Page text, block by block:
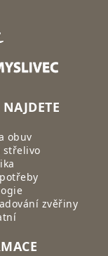
obuv
střelivo
zvěřiny